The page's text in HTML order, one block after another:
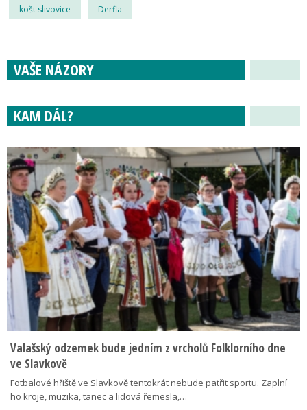
košt slivovice Derfla
VAŠE NÁZORY
KAM DÁL?
Valašský odzemek bude jedním z vrcholů Folklorního dne
ve Slavkově
Fotbalové hřiště ve Slavkově tentokrát nebude patřit sportu. Zaplní
ho kroje, muzika, tanec a lidová řemesla,…